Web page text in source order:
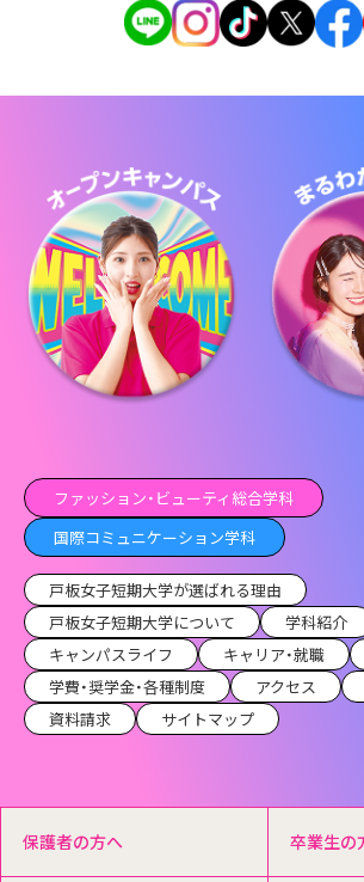
ファッション・ビューティ総合学科
国際コミュニケーション学科
戸板女子短期大学が選ばれる理由
戸板女子短期大学について
学科紹介
キャンパスライフ
キャリア・就職
学費・奨学金・各種制度
アクセス
資料請求
サイトマップ
保護者の方へ 卒業生の